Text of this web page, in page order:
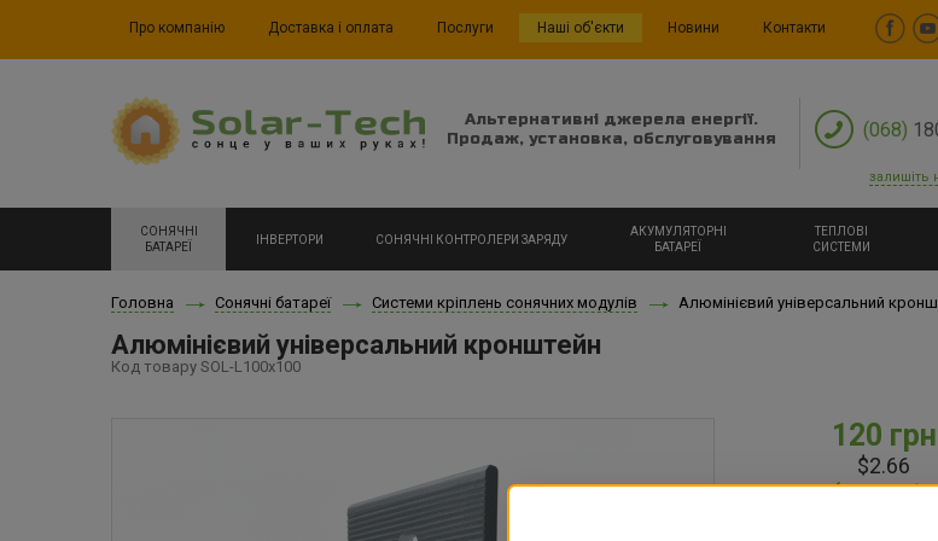
Про компанію Доставка і оплата Послуги Наші об'єкти Новини Контакти
Альтернативні джерела енергії.
Продаж, установка, обслуговування
(068)
залишіть
СОНЯЧНІ
БАТАРЕЇ
ІНВЕРТОРИ СОНЯЧНІ КОНТРОЛЕРИ ЗАРЯДУ
АКУМУЛЯТОРНІ
БАТАРЕЇ
ТЕПЛОВІ
СИСТЕМИ
Головна Сонячні батареї Системи кріплень сонячних модулів Алюмінієвий універсальний
Алюмінієвий універсальний кронштейн
Код товару SOL-L100x100
120 грн
$2.66
в наявності